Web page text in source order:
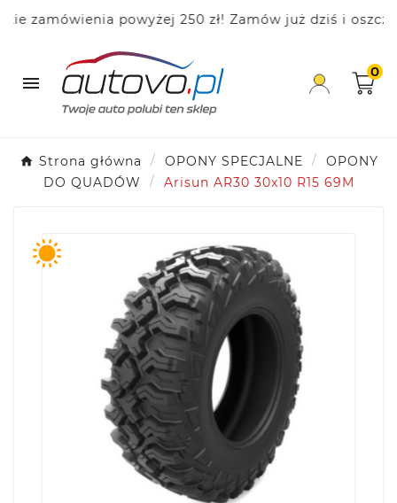
zamówienia powyżej 250 zł! Zamów już dziś i

0
Strona główna OPONY SPECJALNE
OPONY
DO QUADÓW
Arisun AR30 30x10 R15 69M